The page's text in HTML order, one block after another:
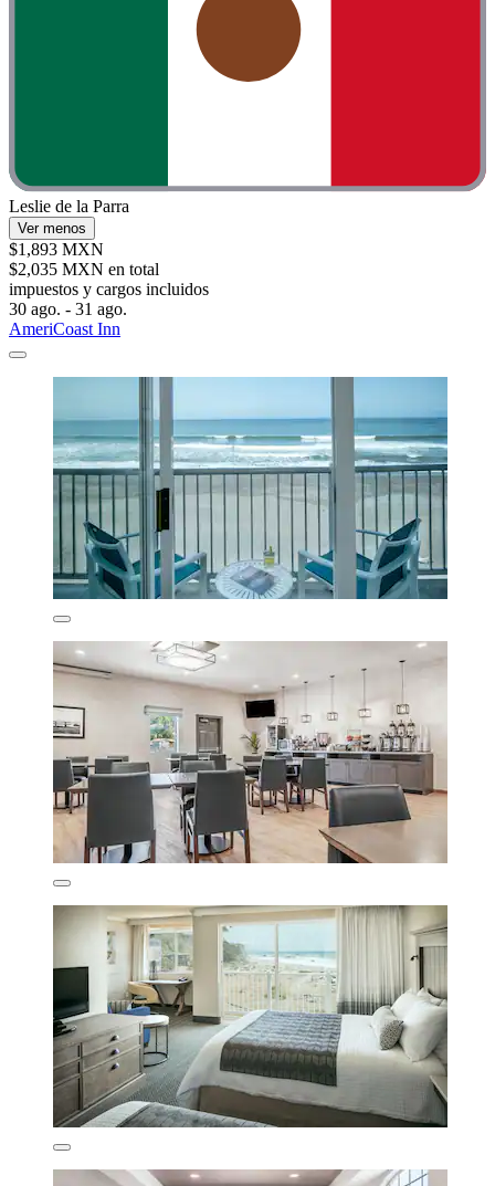
Leslie de la Parra
Ver menos
$1,893 MXN
$2,035 MXN en total
impuestos y cargos incluidos
30 ago. - 31 ago.
AmeriCoast Inn